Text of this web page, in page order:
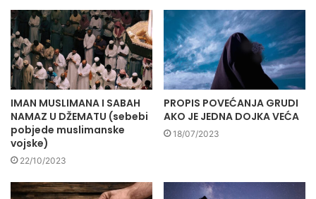
IMAN MUSLIMANA I SABAH
NAMAZ U DŽEMATU (sebebi
pobjede muslimanske
vojske)
22/10/2023
PROPIS POVEĆANJA GRUDI
AKO JE JEDNA DOJKA VEĆA
18/07/2023